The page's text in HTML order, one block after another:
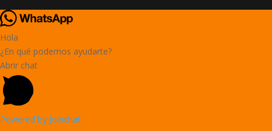
Hola
¿En qué podemos ayudarte?
Abrir chat
Powered by Joinchat